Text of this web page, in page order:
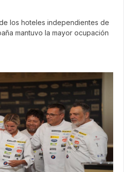
los hoteles independientes de
mantuvo la mayor ocupación